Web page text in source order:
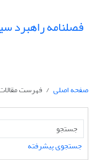
فصلنامه راهبرد
صفحه اصلی
فهرست
جستجوی پیشرفته